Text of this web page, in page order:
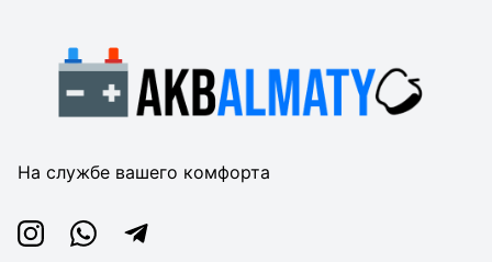
На службе вашего комфорта
InstagramWhatsappTelegram